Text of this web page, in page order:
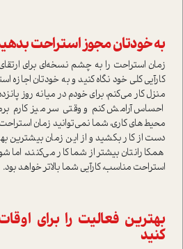
به خودتان مجوز استراحت
زمان استراحت را به چشم نسخه‌ای برای
کارآیی کلی خود نگاه کنید و به خودتان
منزل کار می‌کنم، برای خودم در میانه روز
احساس آرامش کنم و وقتی سر میز کارم
محیط‌های کاری، شما نمی‌توانید زمان استراحت
دست از کار بکشید و از این زمان بیشترین
همکارانتان بیشتر از شما کار می‌کنند،
استراحت مناسب، کارآیی شما بالاتر خواهد بود.
بهترین فعالیت را برای
کنید